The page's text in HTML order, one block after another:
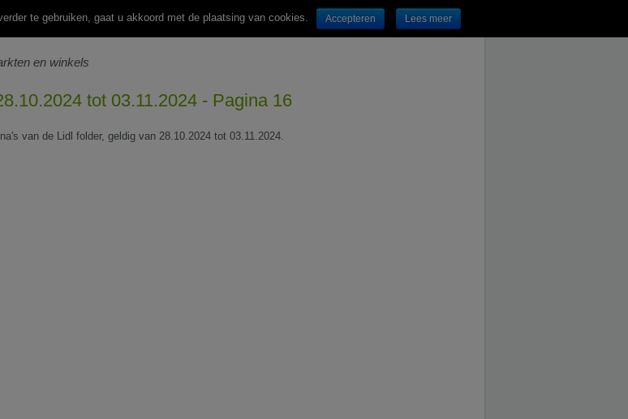
en winkels
tot 03.11.2024 - Pagina 16
van de Lidl folder, geldig van 28.10.2024 tot 03.11.2024.
te gebruiken, gaat u akkoord met de plaatsing van cookies. Accepteren Lees meer